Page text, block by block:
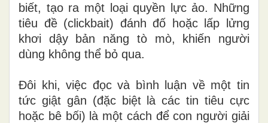
biết, tạo ra một loại quyền lực ảo. Những
tiêu đề (clickbait) đánh đố hoặc lấp lửng
khơi dậy bản năng tò mò, khiến người
dùng không thể bỏ qua.
Đôi khi, việc đọc và bình luận về một tin
tức giật gân (đặc biệt là các tin tiêu cực
hoặc bê bối) là một cách để con người giải